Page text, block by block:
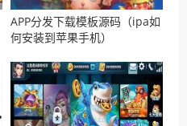
APP分发下载模板源码（ipa如
何安装到苹果手机）